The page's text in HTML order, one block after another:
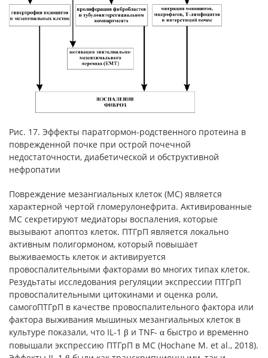
Рис. 17. Эффекты паратгормон-родственного протеина в
поврежденной почке при острой почечной
недостаточности, диабетической и обструктивной
нефропатии
Повреждение мезангиальных клеток (MC) является
характерной чертой гломерулонефрита. Активированные
MC секретируют медиаторы воспаления, которые
вызывают апоптоз клеток. ПТГрП является локально
активным полигормоном, который повышает
выживаемость клеток и активируется
провоспалительными факторами во многих типах клеток.
Резудьтаты исследования регуляции экспрессии ПТГрП
провоспалительными цитокинами и оценка роли,
самогоПТГрП в качестве провоспалительного фактора или
фактора выживания мышиных мезангиальных клеток в
культуре показали, что IL-1 β и TNF- α быстро и временно
повышали экспрессию ПТГрП в MC (Hochane M. et al., 2018).